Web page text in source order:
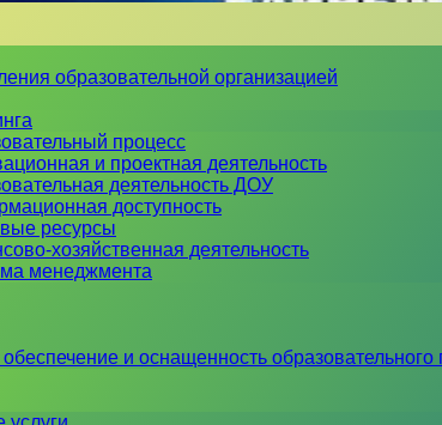
образовательной организацией
процесс
и проектная деятельность
деятельность ДОУ
доступность
ресурсы
хозяйственная деятельность
менеджмента
и оснащенность